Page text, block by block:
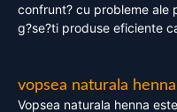
confrunt? cu probleme ale
g?se?ti produse eficiente
vopsea naturala henna
Vopsea naturala henna